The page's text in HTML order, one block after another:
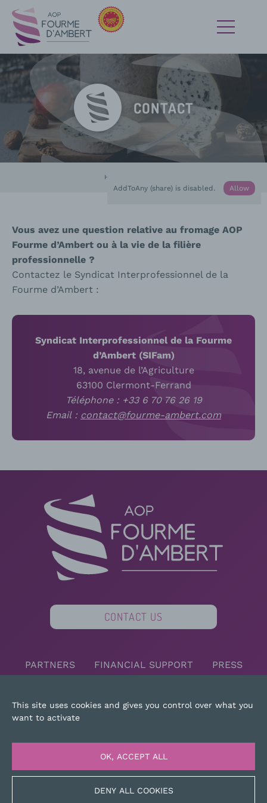
CONTACT
Home
AddToAny (share) is disabled. Allow
Vous avez une question relative au fromage AOP
Fourme d’Ambert ou à la vie de la filière
professionnelle ?
Contactez le Syndicat Interprofessionnel de la
Fourme d’Ambert :
Syndicat Interprofessionnel de la Fourme
d’Ambert (SIFam)
18, avenue de l’Agriculture
63100 Clermont-Ferrand
Téléphone : +33 6 70 76 26 19
Email : contact@fourme-ambert.com
CONTACT US
PARTNERS FINANCIAL SUPPORT PRESS
This site uses cookies and gives you control over what you
want to activate
OK, ACCEPT ALL
DENY ALL COOKIES